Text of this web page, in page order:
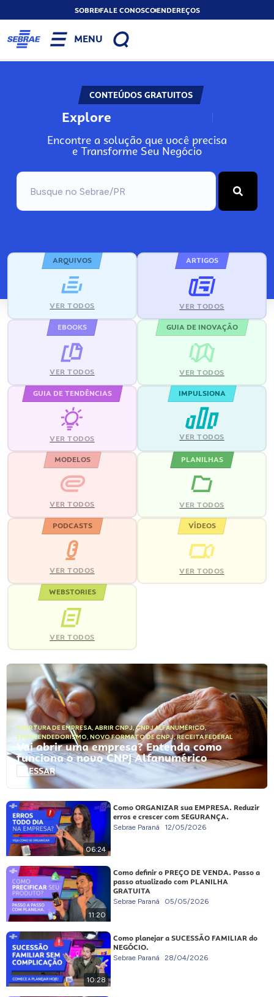
SOBREFALE CONOSCOENDEREÇOS
MENU
CONTEÚDOS GRATUITOS
Explore N
Encontre a solução que você precisa
e Transforme Seu Negócio
ARQUIVOS
VER TODOS
ARTIGOS
VER TODOS
EBOOKS
VER TODOS
GUIA DE INOVAÇÃO
VER TODOS
GUIA DE TENDÊNCIAS
VER TODOS
IMPULSIONA
VER TODOS
MODELOS
VER TODOS
PLANILHAS
VER TODOS
PODCASTS
VER TODOS
VÍDEOS
VER TODOS
WEBSTORIES
VER TODOS
ABERTURA DE EMPRESA, ABRIR CNPJ,CNPJ ALFANUMÉRICO,
EMPREENDEDORISMO, NOVO FORMATO DE CNPJ,RECEITA FEDERAL
Vai abrir uma empresa? Entenda como
funciona o novo CNPJ Alfanumérico
ACESSAR
06:24
Como ORGANIZAR sua EMPRESA. Reduzir
erros e crescer com SEGURANÇA.
Sebrae Paraná 12/05/2026
11:20
Como definir o PREÇO DE VENDA. Passo a
passo atualizado com PLANILHA
GRATUITA
Sebrae Paraná 05/05/2026
10:28
Como planejar a SUCESSÃO FAMILIAR do
NEGÓCIO.
Sebrae Paraná 28/04/2026